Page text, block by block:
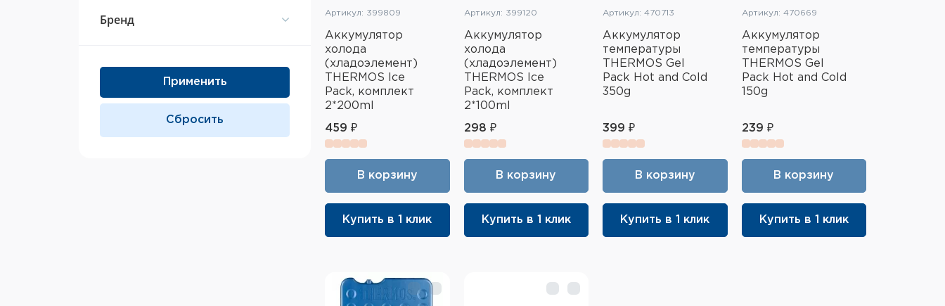
Брeнд Артикул: 399809
Аккумулятор
холода
(хладоэлемент)
THERMOS Ice
Pack, комплект
2*200ml
459 ₽
В корзину
Купить в 1 клик
Артикул: 399120
Аккумулятор
холода
(хладоэлемент)
THERMOS Ice
Pack, комплект
2*100ml
298 ₽
В корзину
Купить в 1 клик
Артикул: 470713
Аккумулятор
температуры
THERMOS Gel
Pack Hot and Cold
350g
399 ₽
В корзину
Купить в 1 клик
Артикул: 470669
Аккумулятор
температуры
THERMOS Gel
Pack Hot and Cold
150g
239 ₽
В корзину
Купить в 1 клик